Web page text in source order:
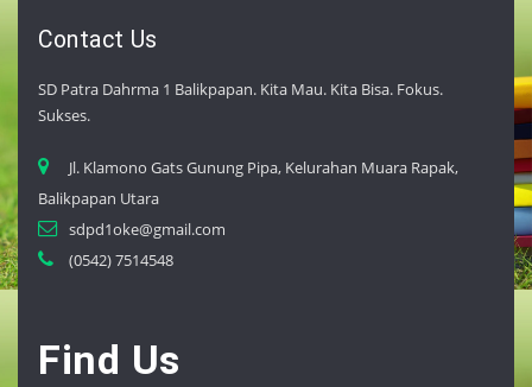
Contact Us
SD Patra Dahrma 1 Balikpapan. Kita Mau. Kita Bisa. Fokus.
Sukses.
Jl. Klamono Gats Gunung Pipa, Kelurahan Muara Rapak,
Balikpapan Utara
sdpd1oke@gmail.com
(0542) 7514548
Find Us